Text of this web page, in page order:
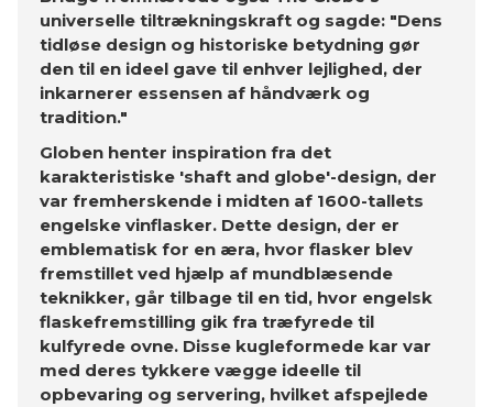
universelle tiltrækningskraft og sagde: "Dens
tidløse design og historiske betydning gør
den til en ideel gave til enhver lejlighed, der
inkarnerer essensen af ​​håndværk og
tradition."
Globen henter inspiration fra det
karakteristiske 'shaft and globe'-design, der
var fremherskende i midten af ​​1600-tallets
engelske vinflasker. Dette design, der er
emblematisk for en æra, hvor flasker blev
fremstillet ved hjælp af mundblæsende
teknikker, går tilbage til en tid, hvor engelsk
flaskefremstilling gik fra træfyrede til
kulfyrede ovne. Disse kugleformede kar var
med deres tykkere vægge ideelle til
opbevaring og servering, hvilket afspejlede